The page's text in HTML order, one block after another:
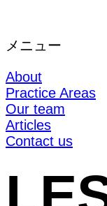
メニュー
About
Practice Areas
Our team
Articles
Contact us